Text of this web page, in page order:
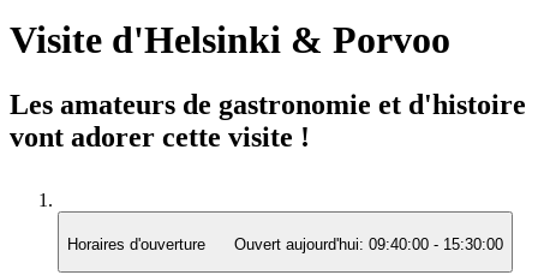
Visite d'Helsinki & Porvoo
Les amateurs de gastronomie et d'histoire
vont adorer cette visite !
Horaires d'ouverture Ouvert aujourd'hui: 09:40:00 - 15:30:00